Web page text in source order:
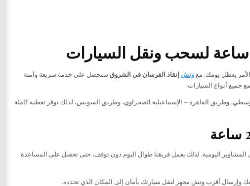
الأمر يعطل يومك. معونش إنقاذ الفرسان في الشروق ستحصل على خدمة سريعة وآمنة
وطريق القاهرة – الإسماعيلية الصحراوي، وطريق السويس، لذلك نوفر تغطية كاملة
اليومية. لذلك يعمل فريقنا طوال اليوم دون توقف، حتى تحصل على المساعدة
وإرسال أقرب ونش مجهز لنقل سيارتك بأمان إلى المكان الذي تحدده.